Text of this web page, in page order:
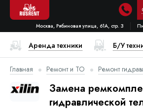
Москва, Рябиновая улица, 61А, стр. 3
Аренда техники Б/У
Главная Ремонт и ТО Ремонт
Замена
гидравлической